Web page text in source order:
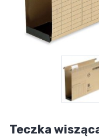
Teczka